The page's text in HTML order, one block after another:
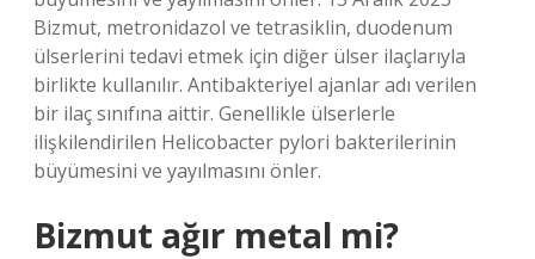
Bizmut, metronidazol ve tetrasiklin, duodenum
ülserlerini tedavi etmek için diğer ülser ilaçlarıyla
birlikte kullanılır. Antibakteriyel ajanlar adı verilen
bir ilaç sınıfına aittir. Genellikle ülserlerle
ilişkilendirilen Helicobacter pylori bakterilerinin
büyümesini ve yayılmasını önler.
Bizmut ağır metal mi?